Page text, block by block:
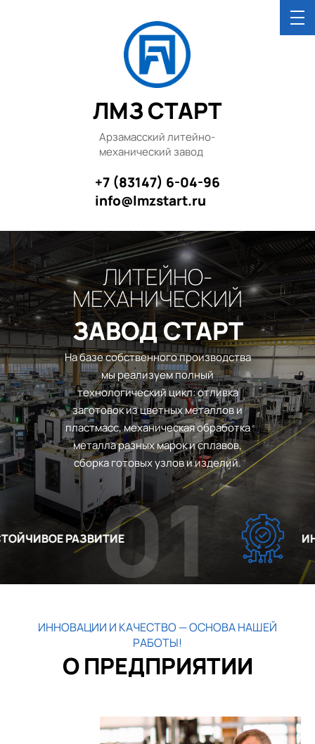
ЛМЗ СТАРТ
Арзамасский литейно-
механический завод
+7 (83147) 6-04-96
info@lmzstart.ru
На базе собственного производства
мы реализуем полный
технологический цикл: отливка
заготовок из цветных металлов и
пластмасс, механическая обработка
металла разных марок и сплавов,
сборка готовых узлов и изделий.
ЛИТЕЙНО-
МЕХАНИЧЕСКИЙ
ЗАВОД СТАРТ
РАЗВИТИЕ01
ИННОВАЦИИ И КАЧЕСТВО — ОСНОВА НАШЕЙ
РАБОТЫ!
О ПРЕДПРИЯТИИ